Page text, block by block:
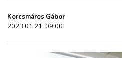
REPÜLÉS
KÖZLEKEDÉSFEJLESZTÉS
Korcsmáros Gábor
2023.01.21. 09:00